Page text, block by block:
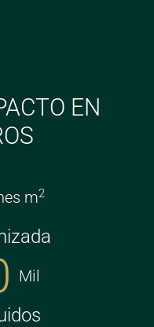
EN
m2
Mil